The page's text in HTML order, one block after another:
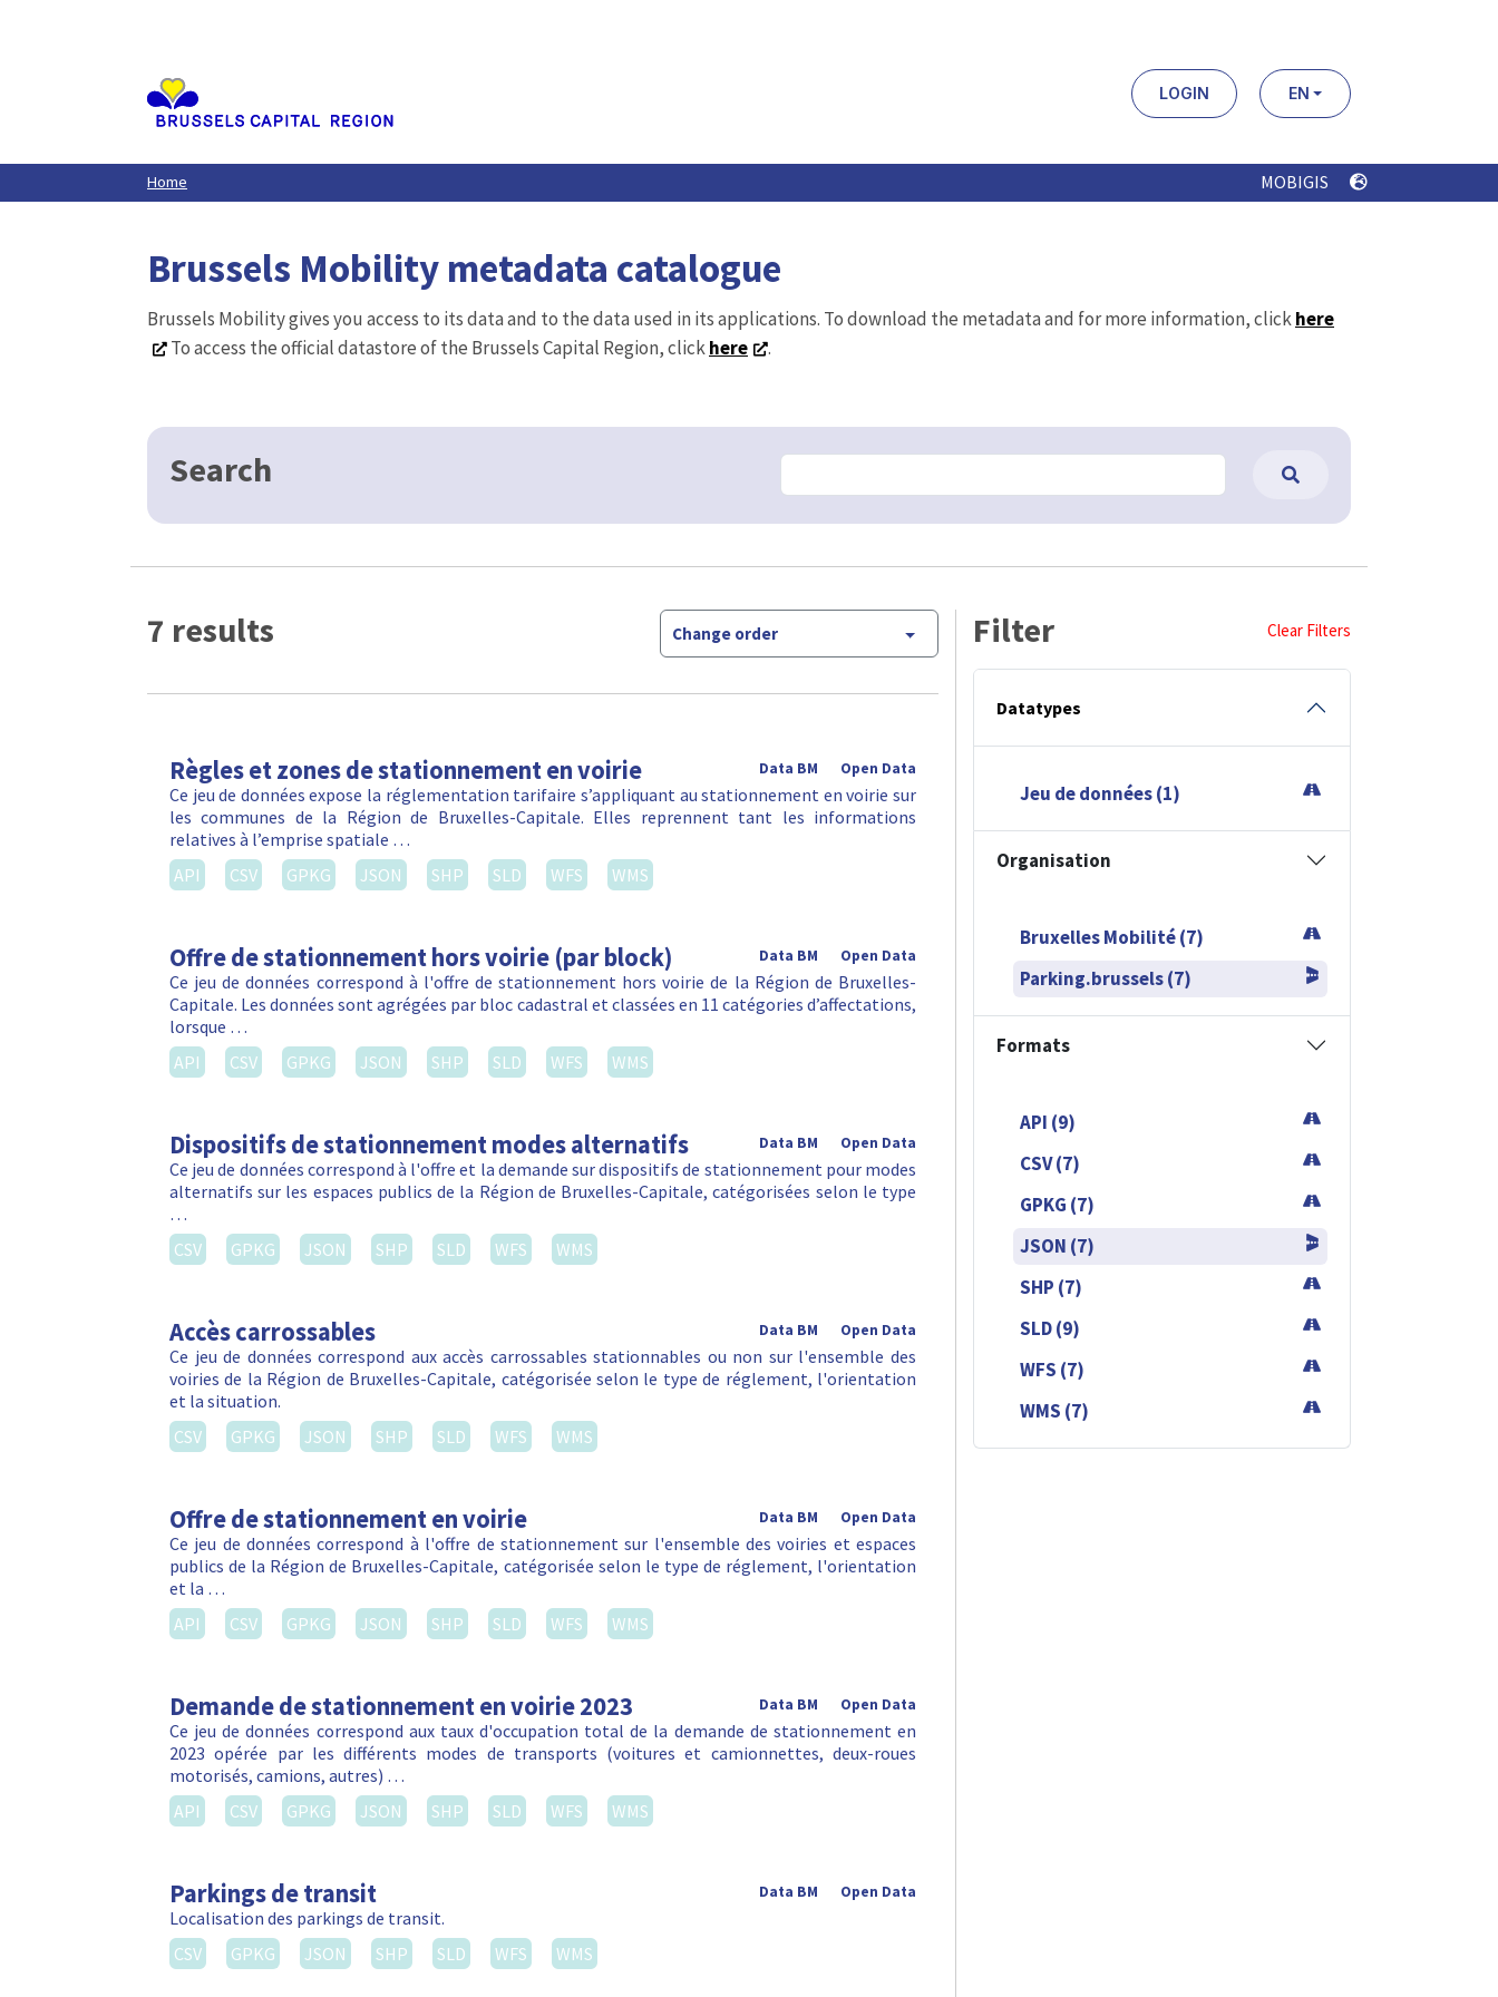
LOGIN EN
Home MOBIGIS
Brussels Mobility metadata catalogue
Brussels Mobility gives you access to its data and to the data used in its applications. To download the metadata and for more information, clickhere
To access the official datastore of the Brussels Capital Region, clickhere .
Search
7 results Change order
Règles et zones de stationnement en voirie Open Data
Data BM
Ce jeu de données expose la réglementation tarifaire s’appliquant au stationnement en voirie sur
les communes de la Région de Bruxelles-Capitale. Elles reprennent tant les informations
relatives à l’emprise spatiale …
API
CSV GPKG JSON SHP SLD WFS WMS
Offre de stationnement hors voirie (par block) Open Data
Data BM
Ce jeu de données correspond à l'offre de stationnement hors voirie de la Région de Bruxelles-
Capitale. Les données sont agrégées par bloc cadastral et classées en 11 catégories d’affectations,
lorsque …
API
CSV GPKG JSON SHP SLD WFS WMS
Dispositifs de stationnement modes alternatifs Open Data
Data BM
Ce jeu de données correspond à l'offre et la demande sur dispositifs de stationnement pour modes
alternatifs sur les espaces publics de la Région de Bruxelles-Capitale, catégorisées selon le type
…
CSV
GPKG JSON SHP SLD WFS WMS
Accès carrossables Open Data
Data BM
Ce jeu de données correspond aux accès carrossables stationnables ou non sur l'ensemble des
voiries de la Région de Bruxelles-Capitale, catégorisée selon le type de réglement, l'orientation
et la situation.
CSV
GPKG JSON SHP SLD WFS WMS
Offre de stationnement en voirie Open Data
Data BM
Ce jeu de données correspond à l'offre de stationnement sur l'ensemble des voiries et espaces
publics de la Région de Bruxelles-Capitale, catégorisée selon le type de réglement, l'orientation
et la …
API
CSV GPKG JSON SHP SLD WFS WMS
Demande de stationnement en voirie 2023 Open Data
Data BM
Ce jeu de données correspond aux taux d'occupation total de la demande de stationnement en
2023 opérée par les différents modes de transports (voitures et camionnettes, deux-roues
motorisés, camions, autres) …
API
CSV GPKG JSON SHP SLD WFS WMS
Parkings de transit Open Data
Data BM
Localisation des parkings de transit.
CSV
GPKG JSON SHP SLD WFS WMS
Filter Clear Filters
Datatypes
Jeu de données (1)
Organisation
Bruxelles Mobilité (7)
Parking.brussels (7)
Formats
API (9)
CSV (7)
GPKG (7)
JSON (7)
SHP (7)
SLD (9)
WFS (7)
WMS (7)